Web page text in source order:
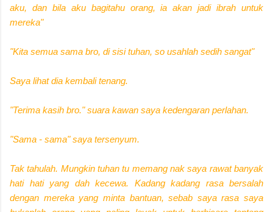
aku, dan bila aku bagitahu orang, ia akan jadi ibrah untuk
mereka"
"Kita semua sama bro, di sisi tuhan, so usahlah sedih sangat"
Saya lihat dia kembali tenang.
"Terima kasih bro." suara kawan saya kedengaran perlahan.
"Sama - sama" saya tersenyum.
Tak tahulah. Mungkin tuhan tu memang nak saya rawat banyak
hati hati yang dah kecewa. Kadang kadang rasa bersalah
dengan mereka yang minta bantuan, sebab saya rasa saya